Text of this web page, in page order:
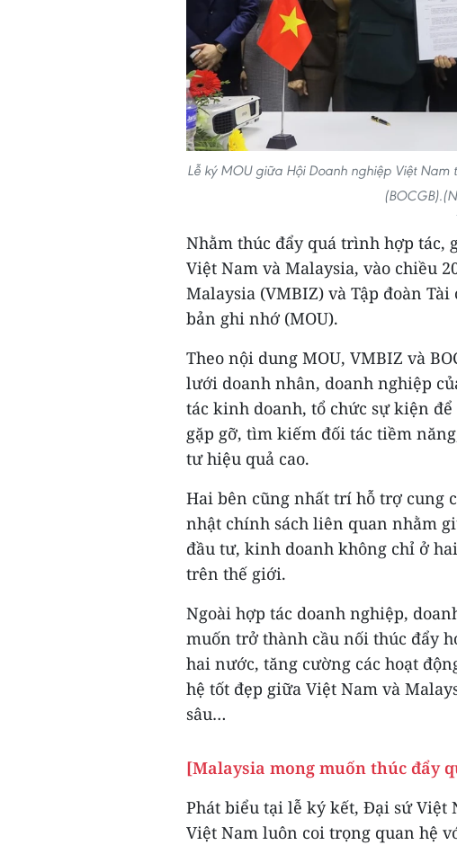
Lễ ký MOU giữa Hội Doanh nghiệp Việt
Nhằm thúc đẩy quá trình hợp tác,
Việt Nam và Malaysia, vào chiều
Malaysia (VMBIZ) và Tập đoàn
bản ghi nhớ (MOU).
Theo nội dung MOU, VMBIZ và
lưới doanh nhân, doanh nghiệp
tác kinh doanh, tổ chức sự kiện
gặp gỡ, tìm kiếm đối tác tiềm
tư hiệu quả cao.
Hai bên cũng nhất trí hỗ trợ cung
nhật chính sách liên quan nhằm
đầu tư, kinh doanh không chỉ ở
trên thế giới.
Ngoài hợp tác doanh nghiệp,
muốn trở thành cầu nối thúc đẩy
hai nước, tăng cường các hoạt
hệ tốt đẹp giữa Việt Nam và
sâu…
[Malaysia mong muốn thúc đẩy
Phát biểu tại lễ ký kết, Đại sứ Việt
Việt Nam luôn coi trọng quan hệ